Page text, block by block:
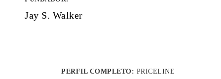
Jay S. Walker
PERFIL COMPLETO: PRICELINE